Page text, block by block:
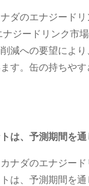
ダのエナジード
ジードリンク市
減への要望によ
す。缶の持ちや
は、予測期間を
ナダのエナジー
は、予測期間を